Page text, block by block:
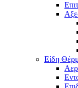
Είδη